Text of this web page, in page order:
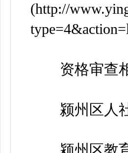
(http://
资格审查相
颍州区人社